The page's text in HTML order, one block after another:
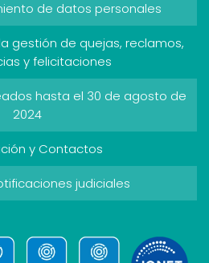
de datos personales
gestión de quejas, reclamos,
y felicitaciones
hasta el 30 de agosto de
2024
y Contactos
judiciales